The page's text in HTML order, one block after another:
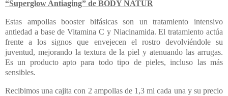
“Superglow Antiaging” de BODY NATUR
Estas ampollas booster bifásicas son un tratamiento intensivo
antiedad a base de Vitamina C y Niacinamida. El tratamiento actúa
frente a los signos que envejecen el rostro devolviéndole su
juventud, mejorando la textura de la piel y atenuando las arrugas.
Es un producto apto para todo tipo de pieles, incluso las más
sensibles.
Recibimos una cajita con 2 ampollas de 1,3 ml cada una y su precio